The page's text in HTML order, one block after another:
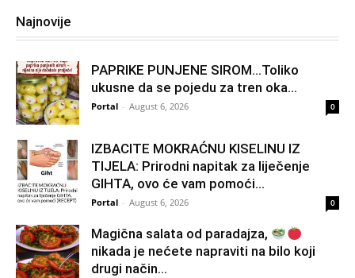
Najnovije
PAPRIKE PUNJENE SIROM…Toliko
ukusne da se pojedu za tren oka…
Portal - August 6, 2026 0
IZBACITE MOKRAĆNU KISELINU IZ
TIJELA: Prirodni napitak za liječenje
GIHTA, ovo će vam pomoći...
Portal - August 6, 2026 0
Magična salata od paradajza,
nikada je nećete napraviti na bilo koji
drugi način…